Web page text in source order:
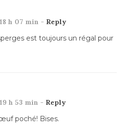
h 07 min - Reply
est toujours un régal pour
h 53 min - Reply
poché! Bises.